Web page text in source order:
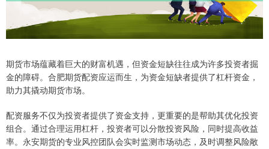
期货市场蕴藏着巨大的财富机遇，但资金短缺往往成为许多投资者掘
金的障碍。合肥期货配资应运而生，为资金短缺者提供了杠杆资金，
助力其撬动期货市场。
配资服务不仅为投资者提供了资金支持，更重要的是帮助其优化投资
组合。通过合理运用杠杆，投资者可以分散投资风险，同时提高收益
率。永安期货的专业风控团队会实时监测市场动态，及时调整风险敞